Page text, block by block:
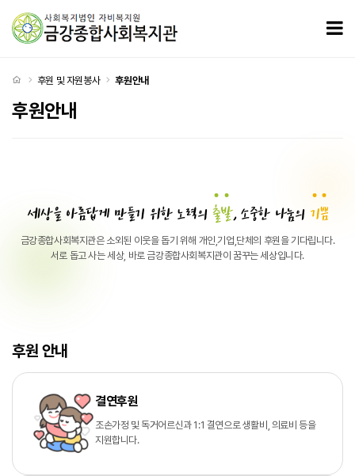
처음으로
후원 및 자원봉사 후원안내
후원안내
세상을 아름답게 만들기 위한 노력의 출발, 소중한 나눔의 기쁨
금강종합사회복지관은 소외된 이웃을 돕기 위해 개인,기업,단체의 후원을 기다립니다.
서로 돕고 사는 세상, 바로 금강종합사회복지관이 꿈꾸는 세상입니다.
후원 안내
결연후원
조손가정 및 독거어르신과 1:1 결연으로 생활비, 의료비 등을
지원합니다.